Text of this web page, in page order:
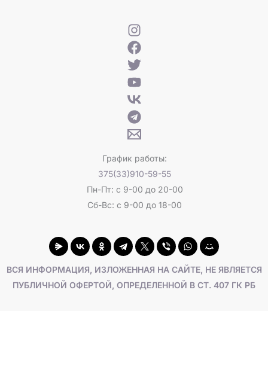
График работы:
375(33)910-59-55
Пн-Пт: с 9-00 до 20-00
Сб-Вс: с 9-00 до 18-00
ВСЯ ИНФОРМАЦИЯ, ИЗЛОЖЕННАЯ НА САЙТЕ, НЕ ЯВЛЯЕТСЯ
ПУБЛИЧНОЙ ОФЕРТОЙ, ОПРЕДЕЛЕННОЙ В СТ. 407 ГК РБ